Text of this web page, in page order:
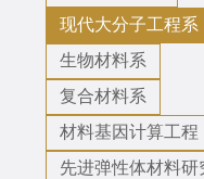
现代大分子工程系
生物材料系
复合材料系
材料基因计算工程
先进弹性体材料研